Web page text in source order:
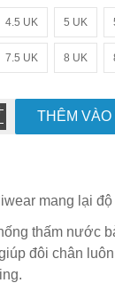
4.5 UK 5 UK
7.5 UK 8 UK
THÊM VÀO
mang lại
thấm nước
đôi chân